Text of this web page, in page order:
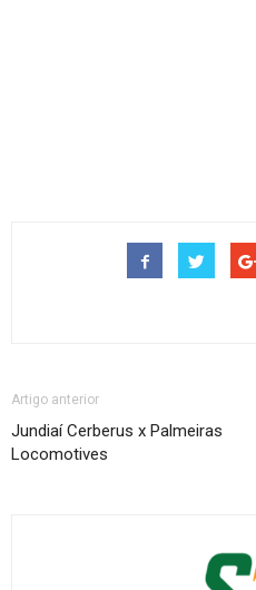
Artigo anterior
Jundiaí Cerberus x Palmeiras
Locomotives